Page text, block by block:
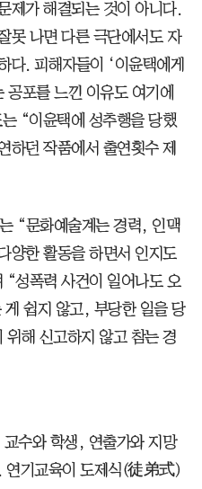
제가 해결되는 것이 아니다.
못 나면 다른 극단에서도 자
다. 피해자들이 ‘이윤택에게
공포를 느낀 이유도 여기에
“이윤택에 성추행을 당했
하던 작품에서 출연횟수 제
“문화예술계는 경력, 인맥
양한 활동을 하면서 인지도
성폭력 사건이 일어나도 오
게 쉽지 않고, 부당한 일을 당
위해 신고하지 않고 참는 경
수와 학생, 연출가와 지망
연기교육이 도제식(徒弟式)